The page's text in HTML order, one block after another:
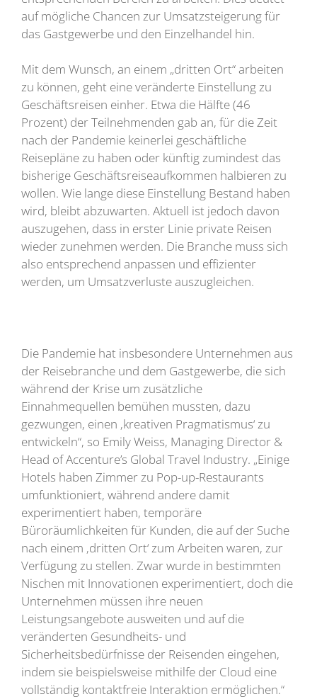
auf mögliche Chancen zur Umsatzsteigerung für
das Gastgewerbe und den Einzelhandel hin.
Mit dem Wunsch, an einem „dritten Ort“ arbeiten
zu können, geht eine veränderte Einstellung zu
Geschäftsreisen einher. Etwa die Hälfte (46
Prozent) der Teilnehmenden gab an, für die Zeit
nach der Pandemie keinerlei geschäftliche
Reisepläne zu haben oder künftig zumindest das
bisherige Geschäftsreiseaufkommen halbieren zu
wollen. Wie lange diese Einstellung Bestand haben
wird, bleibt abzuwarten. Aktuell ist jedoch davon
auszugehen, dass in erster Linie private Reisen
wieder zunehmen werden. Die Branche muss sich
also entsprechend anpassen und effizienter
werden, um Umsatzverluste auszugleichen.
Die Pandemie hat insbesondere Unternehmen aus
der Reisebranche und dem Gastgewerbe, die sich
während der Krise um zusätzliche
Einnahmequellen bemühen mussten, dazu
gezwungen, einen ‚kreativen Pragmatismus‘ zu
entwickeln“, so Emily Weiss, Managing Director &
Head of Accenture’s Global Travel Industry. „Einige
Hotels haben Zimmer zu Pop-up-Restaurants
umfunktioniert, während andere damit
experimentiert haben, temporäre
Büroräumlichkeiten für Kunden, die auf der Suche
nach einem ‚dritten Ort‘ zum Arbeiten waren, zur
Verfügung zu stellen. Zwar wurde in bestimmten
Nischen mit Innovationen experimentiert, doch die
Unternehmen müssen ihre neuen
Leistungsangebote ausweiten und auf die
veränderten Gesundheits- und
Sicherheitsbedürfnisse der Reisenden eingehen,
indem sie beispielsweise mithilfe der Cloud eine
vollständig kontaktfreie Interaktion ermöglichen.“